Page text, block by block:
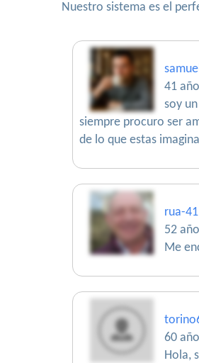
Nuestro sistema es el
41
soy
siempre procuro ser
de lo que estas
rua-41
52
Me
60
Hola,